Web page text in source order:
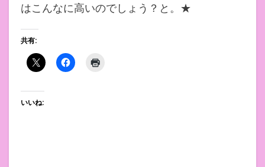
はこんなに高いのでしょう？と。★
共有:
いいね: